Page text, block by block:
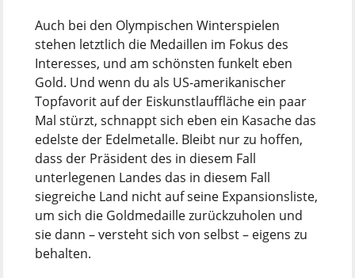
Auch bei den Olympischen Winterspielen
stehen letztlich die Medaillen im Fokus des
Interesses, und am schönsten funkelt eben
Gold. Und wenn du als US-amerikanischer
Topfavorit auf der Eiskunstlauffläche ein paar
Mal stürzt, schnappt sich eben ein Kasache das
edelste der Edelmetalle. Bleibt nur zu hoffen,
dass der Präsident des in diesem Fall
unterlegenen Landes das in diesem Fall
siegreiche Land nicht auf seine Expansionsliste,
um sich die Goldmedaille zurückzuholen und
sie dann – versteht sich von selbst – eigens zu
behalten.